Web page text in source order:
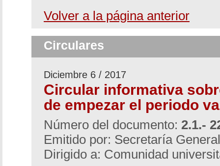
Volver a la página anterior
Circulares
Diciembre 6 / 2017
Circular informativa
de empezar el periodo
Número del documento: 2.1.-
Emitido por: Secretaría General
Dirigido a: Comunidad